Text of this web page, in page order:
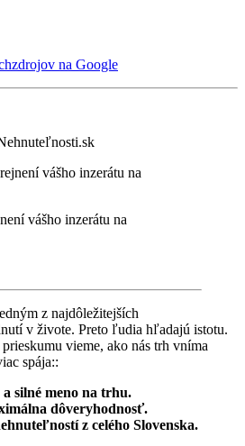
zdrojov na Google
vášho inzerátu na
z najdôležitejších
v živote. Preto ľudia hľadajú istotu.
vieme, ako nás trh vníma
spája::
silné meno na trhu.
dôveryhodnosť.
z celého Slovenska.